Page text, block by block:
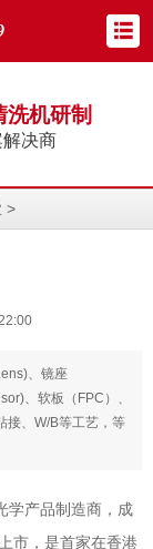
机研制
决商
>
、镜座
、软板（FPC）、
接、W/B等工艺，等
学产品制造商，成
市，是首家在香港